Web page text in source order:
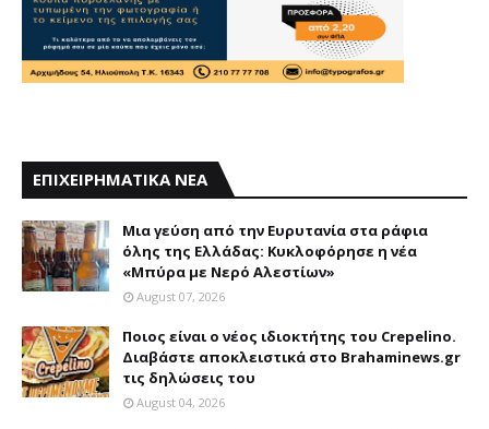
ΕΠΙΧΕΙΡΗΜΑΤΙΚΑ ΝΕΑ
Mια γεύση από την Eυρυτανία στα ράφια
όλης της Ελλάδας: Κυκλοφόρησε η νέα
«Μπύρα με Nερό Aλεστίων»
August 07, 2026
Ποιος είναι ο νέος ιδιοκτήτης του Crepelino.
Διαβάστε αποκλειστικά στο Brahaminews.gr
τις δηλώσεις του
August 04, 2026